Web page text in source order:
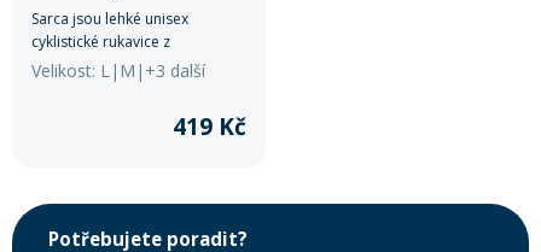
Sarca jsou lehké unisex
cyklistické rukavice z
prodyšného materiálu
QuatroFLEX. Dlaň z broušené
zajišťuje jistý úchop. Elastické
Velikost: L|M|+3 další
419 Kč
Potřebujete poradit?